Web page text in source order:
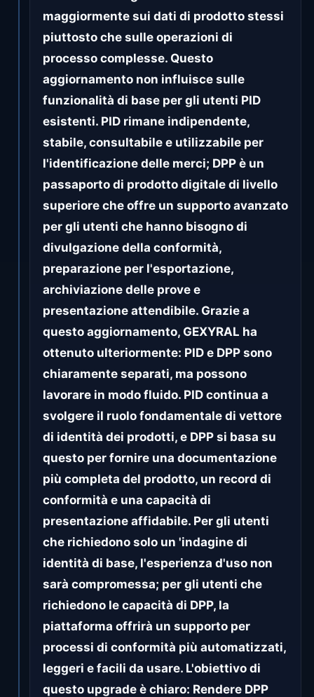
maggiormente sui dati di prodotto stessi
piuttosto che sulle operazioni di
processo complesse. Questo
aggiornamento non influisce sulle
funzionalità di base per gli utenti PID
esistenti. PID rimane indipendente,
stabile, consultabile e utilizzabile per
l'identificazione delle merci; DPP è un
passaporto di prodotto digitale di livello
superiore che offre un supporto avanzato
per gli utenti che hanno bisogno di
divulgazione della conformità,
preparazione per l'esportazione,
archiviazione delle prove e
presentazione attendibile. Grazie a
questo aggiornamento, GEXYRAL ha
ottenuto ulteriormente: PID e DPP sono
chiaramente separati, ma possono
lavorare in modo fluido. PID continua a
svolgere il ruolo fondamentale di vettore
di identità dei prodotti, e DPP si basa su
questo per fornire una documentazione
più completa del prodotto, un record di
conformità e una capacità di
presentazione affidabile. Per gli utenti
che richiedono solo un 'indagine di
identità di base, l'esperienza d'uso non
sarà compromessa; per gli utenti che
richiedono le capacità di DPP, la
piattaforma offrirà un supporto per
processi di conformità più automatizzati,
leggeri e facili da usare. L'obiettivo di
questo upgrade è chiaro: Rendere DPP